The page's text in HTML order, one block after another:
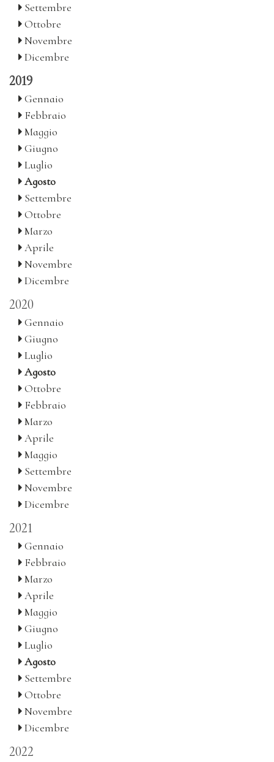
Settembre
Ottobre
Novembre
Dicembre
2019
Gennaio
Febbraio
Maggio
Giugno
Luglio
Agosto
Settembre
Ottobre
Marzo
Aprile
Novembre
Dicembre
2020
Gennaio
Giugno
Luglio
Agosto
Ottobre
Febbraio
Marzo
Aprile
Maggio
Settembre
Novembre
Dicembre
2021
Gennaio
Febbraio
Marzo
Aprile
Maggio
Giugno
Luglio
Agosto
Settembre
Ottobre
Novembre
Dicembre
2022